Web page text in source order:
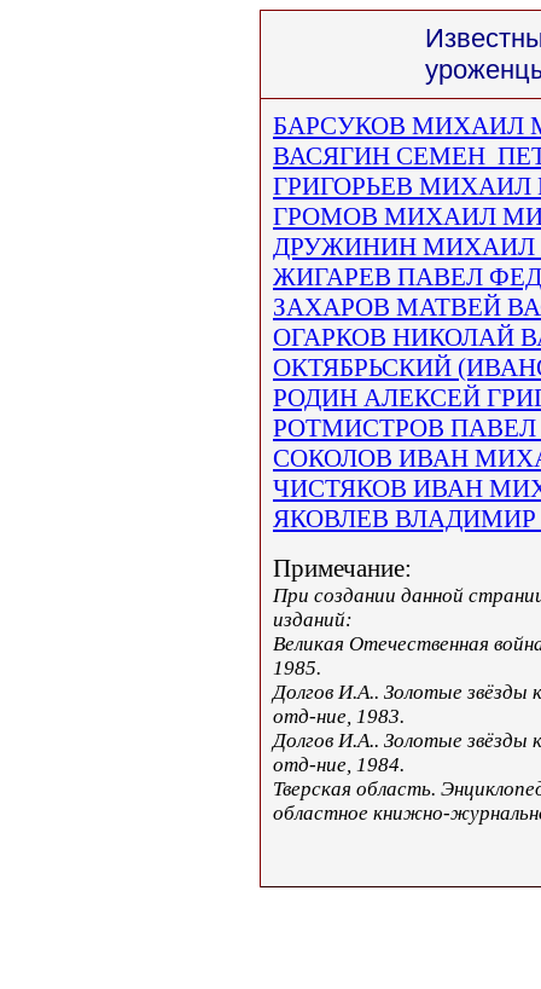
БАРСУКОВ МИХАИЛ
ВАСЯГИН СЕМЕН
ГРИГОРЬЕВ МИХАИЛ
ГРОМОВ МИХАИЛ
ДРУЖИНИН МИХАИЛ
ЖИГАРЕВ ПАВЕЛ
ЗАХАРОВ МАТВЕЙ
ОГАРКОВ НИКОЛАЙ
ОКТЯБРЬСКИЙ
РОДИН АЛЕКСЕЙ
РОТМИСТРОВ
СОКОЛОВ ИВАН
ЧИСТЯКОВ ИВАН
ЯКОВЛЕВ
Примечание:
При создании данной
изданий:
Великая Отечественная
1985.
Долгов И.А.. Золотые звёзды
отд-ние, 1983.
Долгов И.А.. Золотые звёзды
отд-ние, 1984.
Тверская область.
областное книжно-